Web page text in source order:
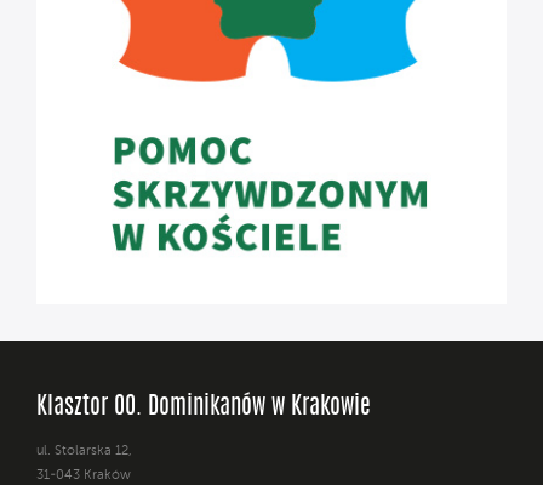
Klasztor OO. Dominikanów w Krakowie
ul. Stolarska 12,
31-043 Kraków